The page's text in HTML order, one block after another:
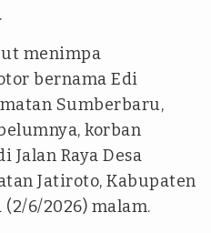
menimpa
bernama Edi
Sumberbaru,
korban
Jalan Raya Desa
Jatiroto, Kabupaten
(2/6/2026) malam.